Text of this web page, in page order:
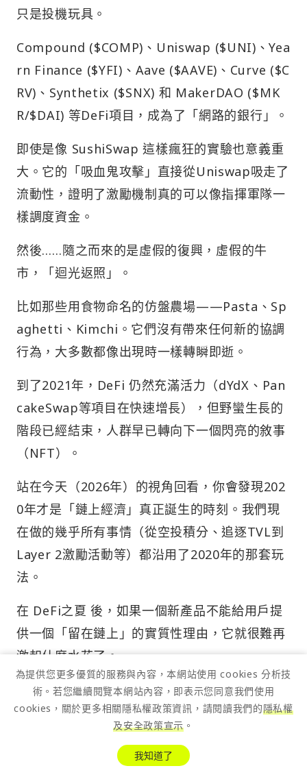
只是投機玩具。
Compound ($COMP)、Uniswap ($UNI)、Yea
rn Finance ($YFI)、Aave ($AAVE)、Curve ($C
RV)、Synthetix ($SNX) 和 MakerDAO ($MK
R/$DAI) 等DeFi項目，成為了「網路的銀行」。
即使是像 SushiSwap 這樣瘋狂的實驗也意義重
大。它的「吸血鬼攻擊」直接從Uniswap吸走了
流動性，證明了激勵機制真的可以像指揮軍隊一
樣調度資金。
然後……隨之而來的是虛假的復興，虛假的牛
市，「迴光返照」。
比如那些用食物命名的仿盤農場——Pasta、Sp
aghetti、Kimchi。它們沒有帶來任何新的協調
行為，大多數都像出現時一樣轉瞬即逝。
到了2021年，DeFi 仍然充滿活力（dYdX、Pan
cakeSwap等項目在快速增長），但野蠻生長的
階段已經結束，人群早已轉向下一個閃亮的敘事
（NFT）。
站在今天（2026年）的視角回看，你會發現202
0年才是「鏈上經濟」真正誕生的時刻。我們現
在做的幾乎所有事情（從空投積分、追逐TVL到
Layer 2激勵活動等）都沿用了2020年的那套玩
法。
在 DeFi之夏 後，如果一個新產品不能給用戶提
供一個「留在鏈上」的實質性理由，它就很難再
激起什麼水花了。
激勵確實能帶動短期活躍度，但如果這些獎勵沒
能建立起一種持久的社區習慣（一種新的範
式），那麼當補貼發完的那一刻，這個項目就會
迅速淪為一座鬼城。
為提供您更多優質的服務與內容，本網站使用 cookies 分析技
術。若您繼續閱覽本網站內容，即表示您同意我們使用
cookies，關於更多相關隱私權政策資訊，請閱讀我們的隱私權
及安全政策宣示 。
我知道了